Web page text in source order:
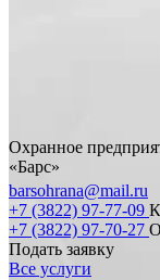
Охранное
«Барс»
barsohrana@mail.ru
+7 (3822) 97-77-09
+7 (3822) 97-70-27
Подать заявку
Все услуги